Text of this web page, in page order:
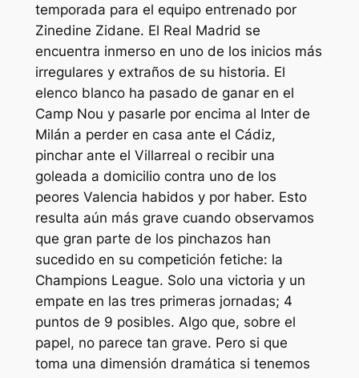
temporada para el equipo entrenado por
Zinedine Zidane. El Real Madrid se
encuentra inmerso en uno de los inicios más
irregulares y extraños de su historia. El
elenco blanco ha pasado de ganar en el
Camp Nou y pasarle por encima al Inter de
Milán a perder en casa ante el Cádiz,
pinchar ante el Villarreal o recibir una
goleada a domicilio contra uno de los
peores Valencia habidos y por haber. Esto
resulta aún más grave cuando observamos
que gran parte de los pinchazos han
sucedido en su competición fetiche: la
Champions League. Solo una victoria y un
empate en las tres primeras jornadas; 4
puntos de 9 posibles. Algo que, sobre el
papel, no parece tan grave. Pero si que
toma una dimensión dramática si tenemos